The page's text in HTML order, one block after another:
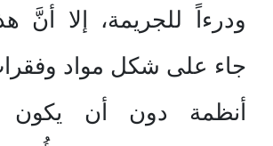
ودرءاً للجريمة، إلا أنَّ
جاء على شكل مواد
أنظمة دون أن يكون